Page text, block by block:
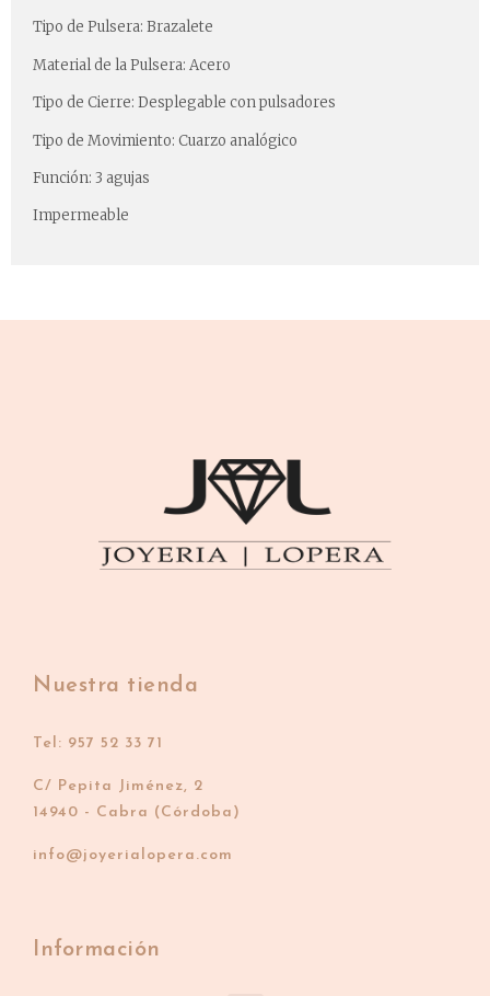
Tipo de Pulsera: Brazalete
Material de la Pulsera: Acero
Tipo de Cierre: Desplegable con pulsadores
Tipo de Movimiento: Cuarzo analógico
Función: 3 agujas
Impermeable
Nuestra tienda
Tel: 957 52 33 71
C/ Pepita Jiménez, 2
14940 - Cabra (Córdoba)
info@joyerialopera.com
Información